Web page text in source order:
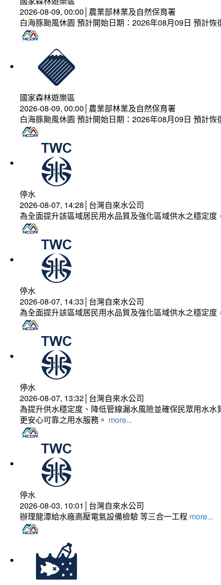
2026-08-09, 00:00│農業部林業及自然保育署
白海豚颱風休園 預計開始日期：2026年08月09日 預計
國家森林遊樂區
2026-08-09, 00:00│農業部林業及自然保育署
白海豚颱風休園 預計開始日期：2026年08月09日 預計
停水
2026-08-07, 14:28│台灣自來水公司
為全面提升該區域居民用水品質及強化區域供水之穩定
停水
2026-08-07, 14:33│台灣自來水公司
為全面提升該區域居民用水品質及強化區域供水之穩定
停水
2026-08-07, 13:32│台灣自來水公司
為提升供水穩定度、降低管線漏水風險並確保民眾用水
更安心可靠之用水服務。 more...
停水
2026-08-03, 10:01│台灣自來水公司
辦理龍潭給水廠高壓電氣設備檢驗 等三合一工程 more...